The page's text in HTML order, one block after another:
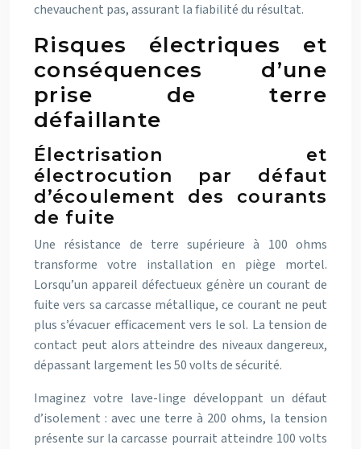
chevauchent pas, assurant la fiabilité du résultat.
Risques électriques et
conséquences d’une
prise de terre
défaillante
Électrisation et
électrocution par défaut
d’écoulement des courants
de fuite
Une résistance de terre supérieure à 100 ohms
transforme votre installation en piège mortel.
Lorsqu’un appareil défectueux génère un courant de
fuite vers sa carcasse métallique, ce courant ne peut
plus s’évacuer efficacement vers le sol. La tension de
contact peut alors atteindre des niveaux dangereux,
dépassant largement les 50 volts de sécurité.
Imaginez votre lave-linge développant un défaut
d’isolement : avec une terre à 200 ohms, la tension
présente sur la carcasse pourrait atteindre 100 volts